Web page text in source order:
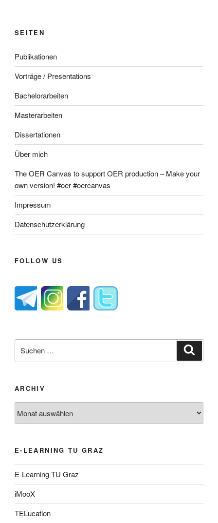
SEITEN
Publikationen
Vorträge / Presentations
Bachelorarbeiten
Masterarbeiten
Dissertationen
Über mich
The OER Canvas to support OER production – Make your
own version! #oer #oercanvas
Impressum
Datenschutzerklärung
FOLLOW US
nach:
ARCHIV
E-LEARNING TU GRAZ
E-Learning TU Graz
iMooX
TELucation